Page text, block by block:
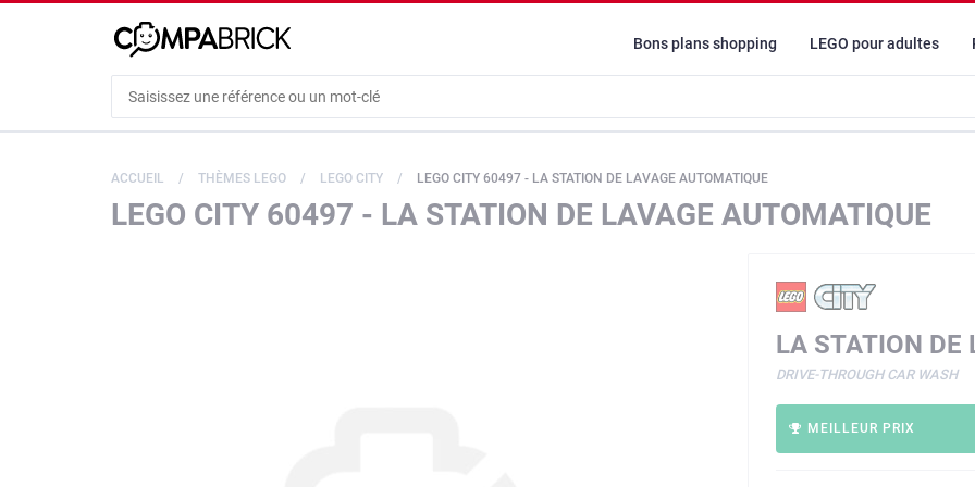
Bons plans shopping LEGO pour adultes
ACCUEIL THÈMES LEGO LEGO CITY LEGO CITY 60497 - LA STATION DE LAVAGE AUTOMATIQUE
LEGO CITY 60497 - LA STATION DE LAVAGE AUTOMATIQUE
LA STATION DE
DRIVE-THROUGH CAR WASH
MEILLEUR PRIX